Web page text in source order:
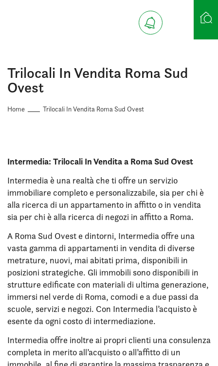
Trilocali In Vendita Roma Sud
Ovest
Home Trilocali In Vendita Roma Sud Ovest
Intermedia: Trilocali In Vendita a Roma Sud Ovest
Intermedia è una realtà che ti offre un servizio
immobiliare completo e personalizzabile, sia per chi è
alla ricerca di un appartamento in affitto o in vendita
sia per chi è alla ricerca di negozi in affitto a Roma.
A Roma Sud Ovest e dintorni, Intermedia offre una
vasta gamma di appartamenti in vendita di diverse
metrature, nuovi, mai abitati prima, disponibili in
posizioni strategiche. Gli immobili sono disponibili in
strutture edificate con materiali di ultima generazione,
immersi nel verde di Roma, comodi e a due passi da
scuole, servizi e negozi. Con Intermedia l’acquisto è
esente da ogni costo di intermediazione.
Intermedia offre inoltre ai propri clienti una consulenza
completa in merito all’acquisto o all’affitto di un